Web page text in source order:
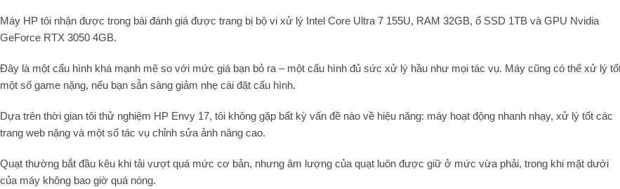
Máy HP tôi nhận được trong bài đánh giá được trang bị bộ vi xử lý Intel Core Ultra 7 155U, RAM 32GB, ổ SSD 1TB và GPU Nvidia
GeForce RTX 3050 4GB.
Đây là một cấu hình khá mạnh mẽ so với mức giá bạn bỏ ra – một cấu hình đủ sức xử lý hầu như mọi tác vụ. Máy cũng có thể xử lý
một số game nặng, nếu bạn sẵn sàng giảm nhẹ cài đặt cấu hình.
Dựa trên thời gian tôi thử nghiệm HP Envy 17, tôi không gặp bất kỳ vấn đề nào về hiệu năng: máy hoạt động nhanh nhạy, xử lý tốt các
trang web nặng và một số tác vụ chỉnh sửa ảnh nâng cao.
Quạt thường bắt đầu kêu khi tải vượt quá mức cơ bản, nhưng âm lượng của quạt luôn được giữ ở mức vừa phải, trong khi mặt dưới
của máy không bao giờ quá nóng.